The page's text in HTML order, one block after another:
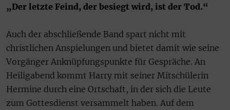
„Der letzte Feind, der besiegt wird, ist der Tod.“
Auch der abschließende Band spart nicht mit
christlichen Anspielungen und bietet damit wie seine
Vorgänger Anknüpfungspunkte für Gespräche. An
Heiligabend kommt Harry mit seiner Mitschülerin
Hermine durch eine Ortschaft, in der sich die Leute
zum Gottesdienst versammelt haben. Auf dem